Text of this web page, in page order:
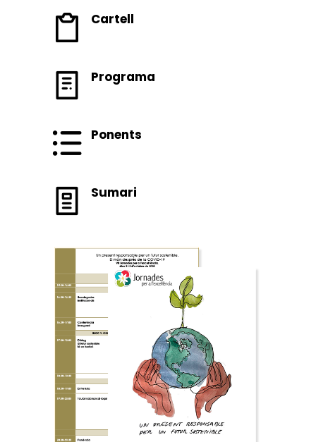
Cartell
Programa
Ponents
Sumari